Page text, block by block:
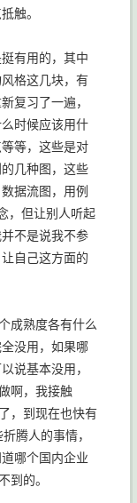
触。
有用的，其中
格这几块，有
复习了一遍，
时候应该用什
等，这些是对
几种图，这些
据流图，用例
，但让别人听起
不是说我不参
自己这方面的
成熟度各有什么
没用，如果哪
说基本没用，
啊，我接触
，到现在也快有
腾人的事情，
哪个国内企业
到的。